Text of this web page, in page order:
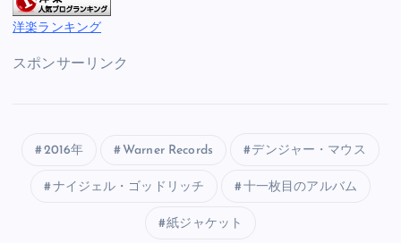
洋楽ランキング
スポンサーリンク
2016年 Warner Records デンジャー・マウス
ナイジェル・ゴッドリッチ 十一枚目のアルバム
紙ジャケット